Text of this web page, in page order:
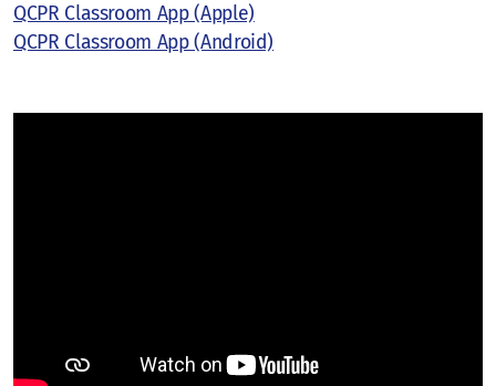
QCPR Classroom App (Apple)
QCPR Classroom App (Android)